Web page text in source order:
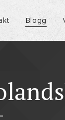
Blogg